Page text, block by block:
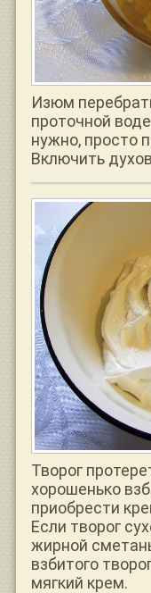
Изюм
проточной
нужно, просто
Включить
Творог
хорошенько
приобрести
Если творог
жирной
взбитого
мягкий крем.